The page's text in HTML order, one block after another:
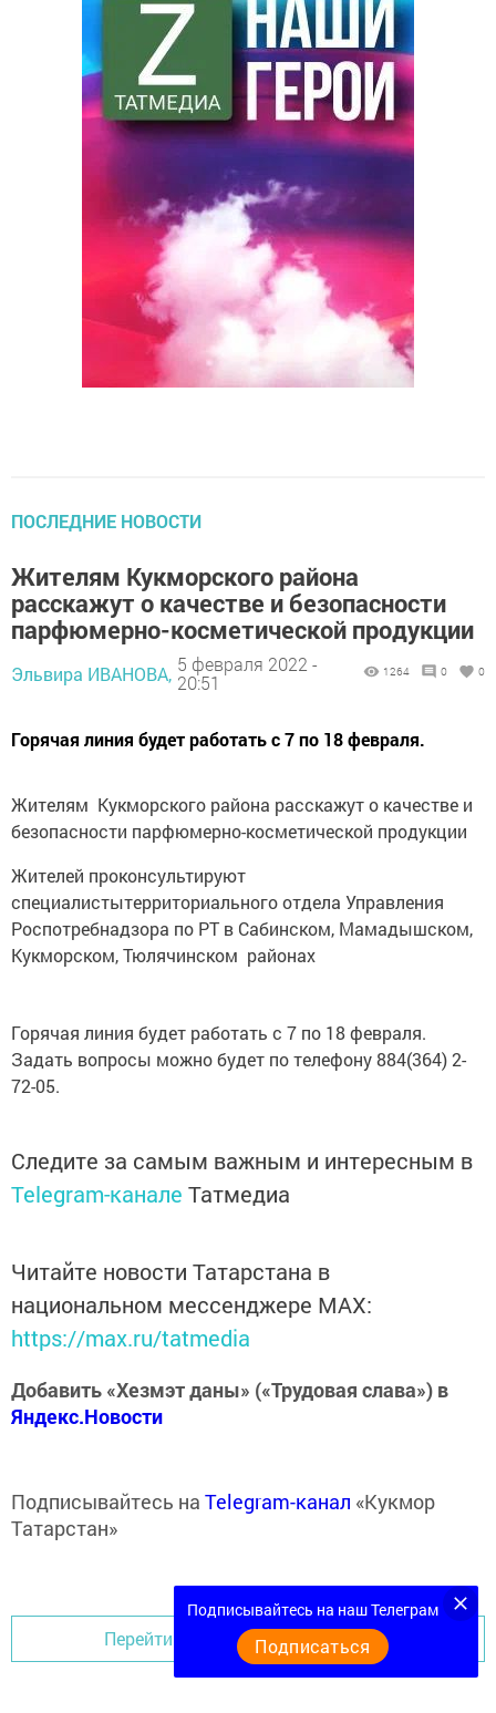
ПОСЛЕДНИЕ НОВОСТИ
Жителям Кукморского района
расскажут о качестве и безопасности
парфюмерно-косметической продукции
Эльвира ИВАНОВА, 5 февраля 2022 -
20:51
1264 0 0
Горячая линия будет работать с 7 по 18 февраля.
Жителям Кукморского района расскажут о качестве и
безопасности парфюмерно-косметической продукции
Жителей проконсультируют
специалистытерриториального отдела Управления
Роспотребнадзора по РТ в Сабинском, Мамадышском,
Кукморском, Тюлячинском районах
Горячая линия будет работать с 7 по 18 февраля.
Задать вопросы можно будет по телефону 884(364) 2-
72-05.
Следите за самым важным и интересным в
Telegram-канале Татмедиа
Читайте новости Татарстана в
национальном мессенджере MАХ:
https://max.ru/tatmedia
Добавить «Хезмэт даны» («Трудовая слава») в
Яндекс.Новости
Подписывайтесь на Telegram-канал «Кукмор
Татарстан»
Перейти на страницу новости
Подписывайтесь на наш Телеграм
Подписаться